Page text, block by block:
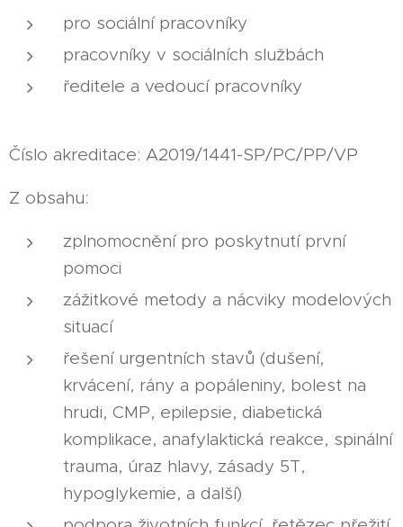
pro sociální pracovníky
pracovníky v sociálních službách
ředitele a vedoucí pracovníky
Číslo akreditace: A2019/1441-SP/PC/PP/VP
Z obsahu:
zplnomocnění pro poskytnutí první
pomoci
zážitkové metody a nácviky modelových
situací
řešení urgentních stavů (dušení,
krvácení, rány a popáleniny, bolest na
hrudi, CMP, epilepsie, diabetická
komplikace, anafylaktická reakce, spinální
trauma, úraz hlavy, zásady 5T,
hypoglykemie, a další)